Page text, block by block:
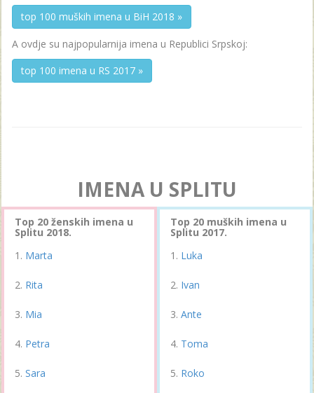
top 100 muških imena u BiH 2018 »
A ovdje su najpopularnija imena u Republici Srpskoj:
top 100 imena u RS 2017 »
IMENA U SPLITU
Top 20 ženskih imena u
Splitu 2018.
Marta
Rita
Mia
Petra
Sara
Top 20 muških imena u
Splitu 2017.
Luka
Ivan
Ante
Toma
Roko